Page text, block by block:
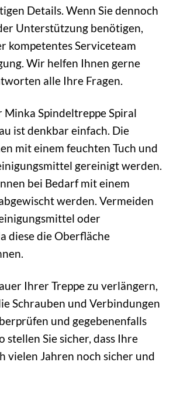
Details. Wenn Sie dennoch
Unterstützung benötigen,
kompetentes Serviceteam
Wir helfen Ihnen gerne
alle Ihre Fragen.
Spindeltreppe Spiral
ist denkbar einfach. Die
mit einem feuchten Tuch und
gereinigt werden.
bei Bedarf mit einem
werden. Vermeiden
oder
diese die Oberfläche
Ihrer Treppe zu verlängern,
Schrauben und Verbindungen
und gegebenenfalls
stellen Sie sicher, dass Ihre
vielen Jahren noch sicher und